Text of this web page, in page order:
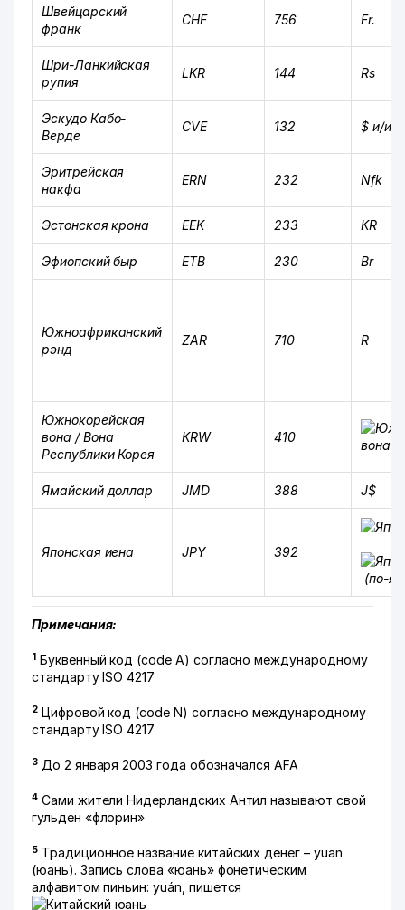
Швейцарский
франк
CHF 756 Fr.
Шри-Ланкийская
рупия
LKR 144 Rs
Эскудо Кабо-
Верде
CVE 132 $ и/
Эритрейская
накфа
ERN 232 Nfk
Эстонская крона EEK 233 KR
Эфиопский быр ETB 230 Br
Южноафриканский
рэнд
ZAR 710 R
Южнокорейская
вона / Вона
Республики Корея
KRW 410
Ямайский доллар JMD 388 J$
Японская иена JPY
392
(по-
Примечания:
1Буквенный код (сode A) согласно международному
стандарту ISO 4217
2Цифровой код (code N) согласно международному
стандарту ISO 4217
3До 2 января 2003 года обозначался AFA
4Сами жители Нидерландских Антил называют свой
гульден «флорин»
5Традиционное название китайских денег – yuan
(юань). Запись слова «юань» фонетическим
алфавитом пиньин: yuán, пишется